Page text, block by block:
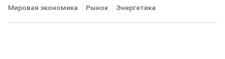
Мировая экономика Рынок Энергетика